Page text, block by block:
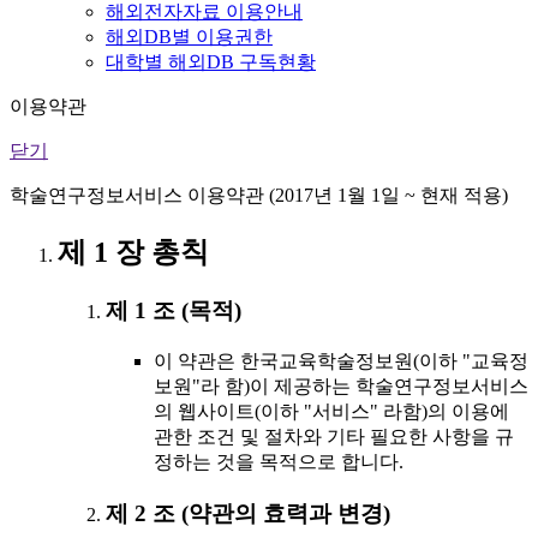
해외전자자료 이용안내
해외DB별 이용권한
대학별 해외DB 구독현황
이용약관
닫기
학술연구정보서비스 이용약관 (2017년 1월 1일 ~ 현재 적용)
제 1 장 총칙
제 1 조 (목적)
이 약관은 한국교육학술정보원(이하 "교육정
보원"라 함)이 제공하는 학술연구정보서비스
의 웹사이트(이하 "서비스" 라함)의 이용에
관한 조건 및 절차와 기타 필요한 사항을 규
정하는 것을 목적으로 합니다.
제 2 조 (약관의 효력과 변경)